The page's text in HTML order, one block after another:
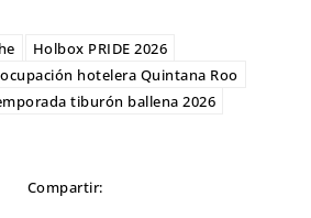
Holbox PRIDE 2026
ocupación hotelera Quintana Roo
tiburón ballena 2026
Compartir: